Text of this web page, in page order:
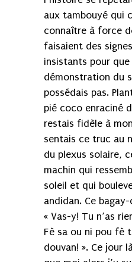
aux tambouyé qui
connaître à force
faisaient des
insistants pour
démonstration du
possédais pas.
pié coco enraciné
restais fidèle à
sentais ce truc au
du plexus solaire,
machin qui
soleil et qui
andidan. Ce
« Vas-y! Tu n’as
Fè sa ou ni pou fè
douvan! ». Ce jour